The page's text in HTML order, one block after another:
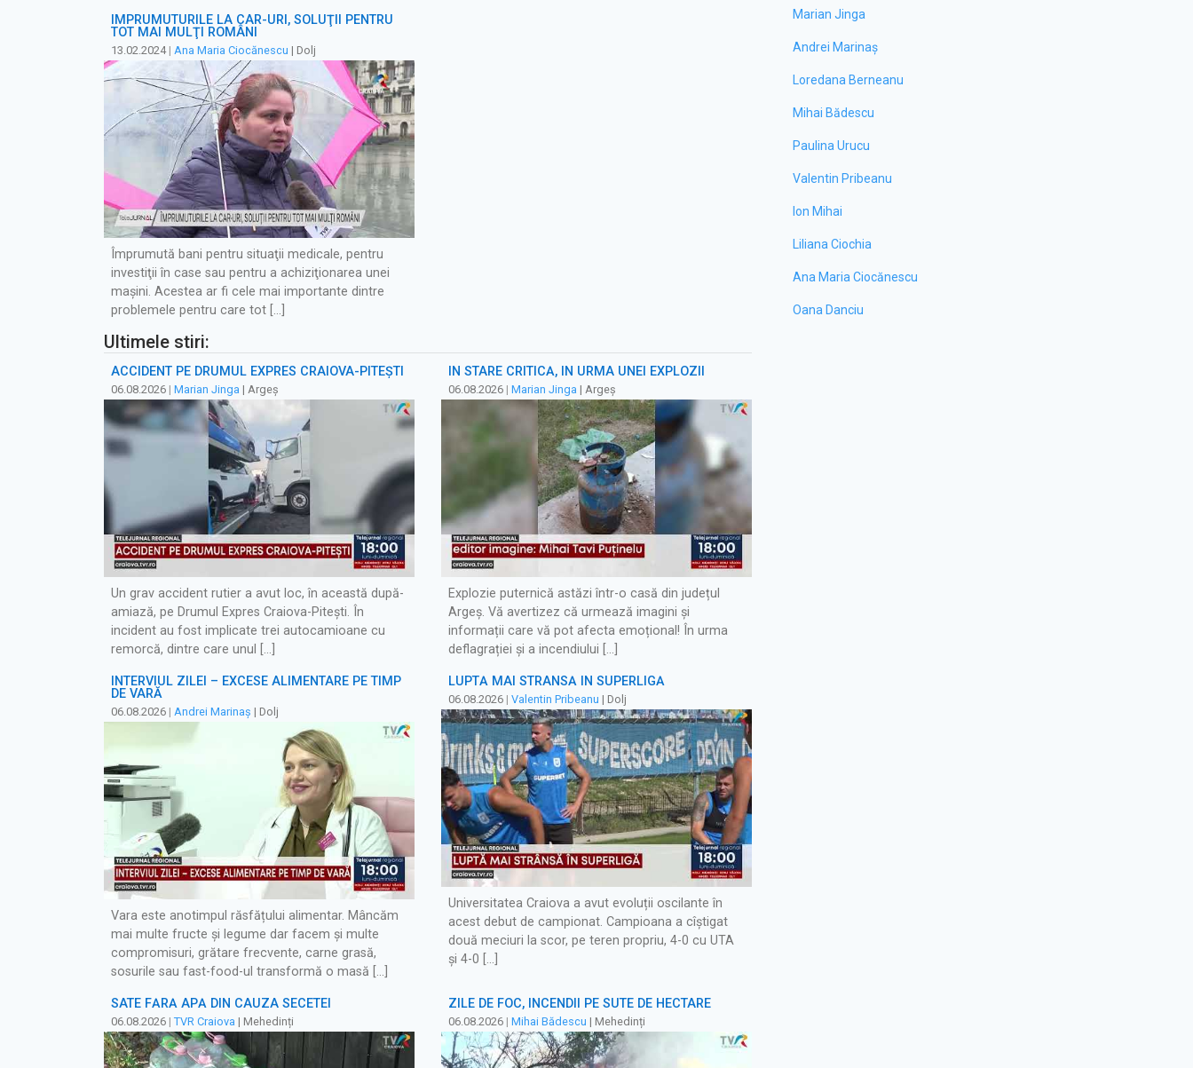
ÎMPRUMUTURILE LA CAR-URI, SOLUŢII PENTRU
TOT MAI MULŢI ROMÂNI
13.02.2024| Ana Maria Ciocănescu | Dolj
Împrumută bani pentru situaţii medicale, pentru
investiţii în case sau pentru a achiziţionarea unei
maşini. Acestea ar fi cele mai importante dintre
problemele pentru care tot […]
Ultimele stiri:
ACCIDENT PE DRUMUL EXPRES CRAIOVA-PITEȘTI
06.08.2026 | Marian Jinga | Argeș
Un grav accident rutier a avut loc, în această după-
amiază, pe Drumul Expres Craiova-Pitești. În
incident au fost implicate trei autocamioane cu
remorcă, dintre care unul […]
ÎN STARE CRITICĂ, ÎN URMA UNEI EXPLOZII
06.08.2026 | Marian Jinga | Argeș
Explozie puternică astăzi într-o casă din județul
Argeș. Vă avertizez că urmează imagini și
informații care vă pot afecta emoțional! În urma
deflagrației și a incendiului […]
INTERVIUL ZILEI – EXCESE ALIMENTARE PE TIMP
DE VARĂ
06.08.2026 | Andrei Marinaș | Dolj
Vara este anotimpul răsfățului alimentar. Mâncăm
mai multe fructe și legume dar facem și multe
compromisuri, grătare frecvente, carne grasă,
sosurile sau fast-food-ul transformă o masă […]
LUPTĂ MAI STRÂNSĂ ÎN SUPERLIGĂ
06.08.2026 | Valentin Pribeanu | Dolj
Universitatea Craiova a avut evoluții oscilante în
acest debut de campionat. Campioana a cîștigat
două meciuri la scor, pe teren propriu, 4-0 cu UTA
și 4-0 […]
SATE FĂRĂ APĂ DIN CAUZA SECETEI
06.08.2026 | TVR Craiova | Mehedinți
ZILE DE FOC, INCENDII PE SUTE DE HECTARE
06.08.2026 | Mihai Bădescu | Mehedinți
Marian Jinga
Andrei Marinaș
Loredana Berneanu
Mihai Bădescu
Paulina Urucu
Valentin Pribeanu
Ion Mihai
Liliana Ciochia
Ana Maria Ciocănescu
Oana Danciu